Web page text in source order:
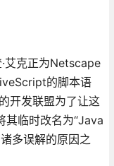
艾克正为Netscape
的脚本语
开发联盟为了让这
其临时改名为“Java
多误解的原因之